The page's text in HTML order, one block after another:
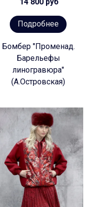
Подробнее
Бомбер "Променад.
Барельефы
линогравюра"
(А.Островская)